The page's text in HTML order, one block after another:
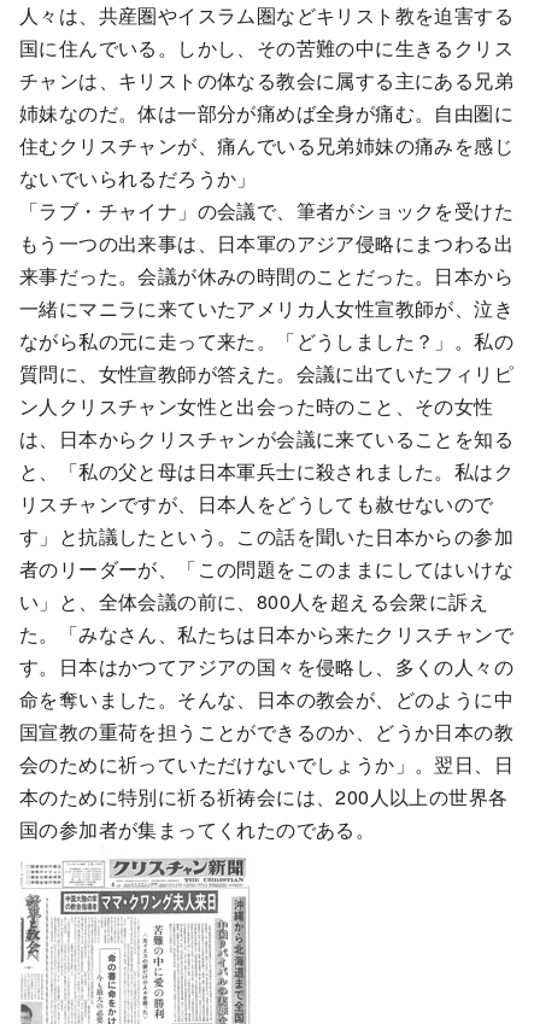
人々は、共産圏やイスラム圏などキリスト教を迫害する
国に住んでいる。しかし、その苦難の中に生きるクリス
チャンは、キリストの体なる教会に属する主にある兄弟
姉妹なのだ。体は一部分が痛めば全身が痛む。自由圏に
住むクリスチャンが、痛んでいる兄弟姉妹の痛みを感じ
ないでいられるだろうか」
「ラブ・チャイナ」の会議で、筆者がショックを受けた
もう一つの出来事は、日本軍のアジア侵略にまつわる出
来事だった。会議が休みの時間のことだった。日本から
一緒にマニラに来ていたアメリカ人女性宣教師が、泣き
ながら私の元に走って来た。「どうしました？」。私の
質問に、女性宣教師が答えた。会議に出ていたフィリピ
ン人クリスチャン女性と出会った時のこと、その女性
は、日本からクリスチャンが会議に来ていることを知る
と、「私の父と母は日本軍兵士に殺されました。私はク
リスチャンですが、日本人をどうしても赦せないので
す」と抗議したという。この話を聞いた日本からの参加
者のリーダーが、「この問題をこのままにしてはいけな
い」と、全体会議の前に、800人を超える会衆に訴え
た。「みなさん、私たちは日本から来たクリスチャンで
す。日本はかつてアジアの国々を侵略し、多くの人々の
命を奪いました。そんな、日本の教会が、どのように中
国宣教の重荷を担うことができるのか、どうか日本の教
会のために祈っていただけないでしょうか」。翌日、日
本のために特別に祈る祈祷会には、200人以上の世界各
国の参加者が集まってくれたのである。